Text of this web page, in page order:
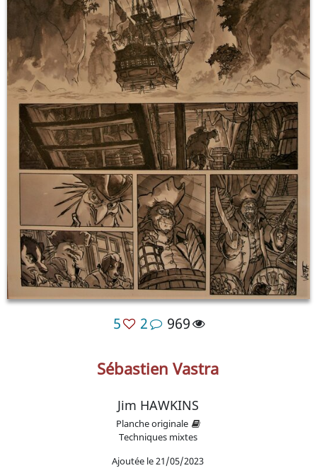
5 2 969
Sébastien Vastra
Jim HAWKINS
Planche originale
Techniques mixtes
Ajoutée le 21/05/2023